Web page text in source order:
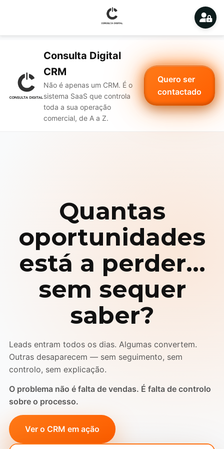
Consulta Digital
CRM
Não é apenas um CRM. É o
sistema SaaS que controla
toda a sua operação
comercial, de A a Z.
Quero ser
contactado
Quantas
oportunidades
está a perder…
sem sequer
saber?
Leads entram todos os dias. Algumas convertem.
Outras desaparecem — sem seguimento, sem
controlo, sem explicação.
O problema não é falta de vendas. É falta de controlo
sobre o processo.
Ver o CRM em ação